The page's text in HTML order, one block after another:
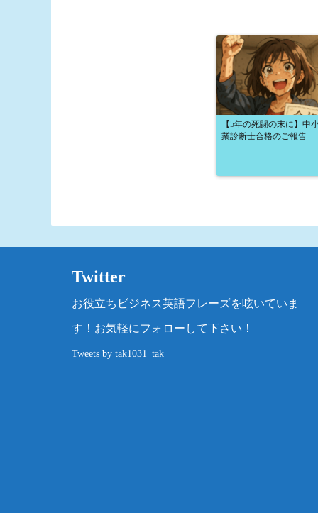
【5年の死闘の末に】中
業診断士合格のご報告
Twitter
お役立ちビジネス英語フレーズを呟いていま
す！お気軽にフォローして下さい！
Tweets by tak1031_tak